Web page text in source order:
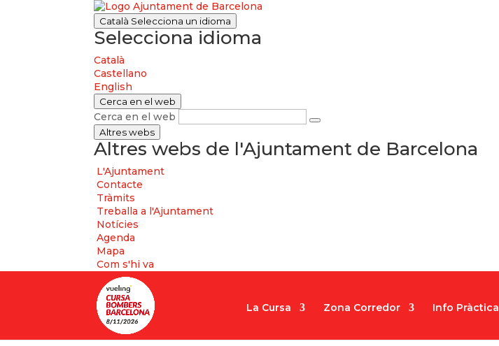
Català Selecciona un idioma
Selecciona idioma
Català
Castellano
English
Cerca en el web
Cerca en el web
Altres webs
Altres webs de l'Ajuntament de Barcelona
L'Ajuntament
Contacte
Tràmits
Treballa a l'Ajuntament
Notícies
Agenda
Mapa
Com s'hi va
La Cursa Zona Corredor Info Pràctica